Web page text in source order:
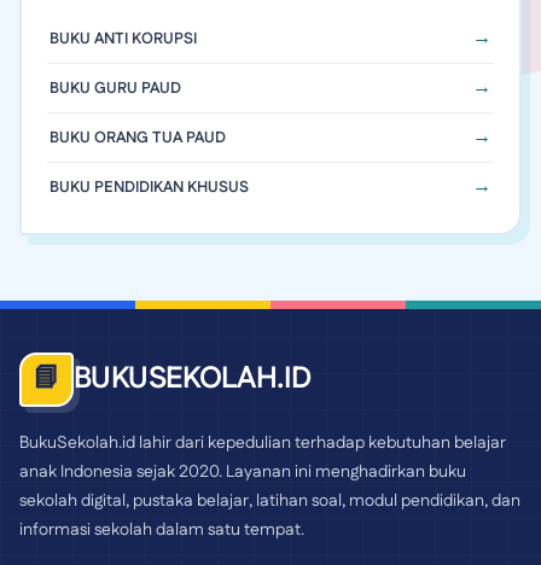
BUKU ANTI KORUPSI
BUKU GURU PAUD
BUKU ORANG TUA PAUD
BUKU PENDIDIKAN KHUSUS
📘 BUKUSEKOLAH.ID
BukuSekolah.id lahir dari kepedulian terhadap kebutuhan belajar
anak Indonesia sejak 2020. Layanan ini menghadirkan buku
sekolah digital, pustaka belajar, latihan soal, modul pendidikan, dan
informasi sekolah dalam satu tempat.